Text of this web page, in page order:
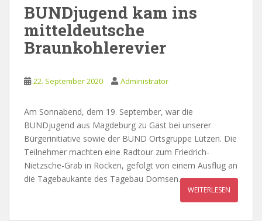
BUNDjugend kam ins
mitteldeutsche
Braunkohlerevier
22. September 2020 Administrator
Am Sonnabend, dem 19. September, war die
BUNDjugend aus Magdeburg zu Gast bei unserer
Bürgerinitiative sowie der BUND Ortsgruppe Lützen. Die
Teilnehmer machten eine Radtour zum Friedrich-
Nietzsche-Grab in Röcken, gefolgt von einem Ausflug an
die Tagebaukante des Tagebau Domsen.
WEITERLESEN